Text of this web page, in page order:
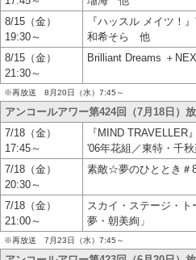
8/15（金）
19:30～
『ハッスル メイツ！
和希そら 他
8/15（金）
21:30～
Brilliant Dreams ＋
※再放送 8月20日（水）7:45～
アンコールアワー第424回（7月18日）
7/18（金）
17:45～
『MIND TRAVELLER
'06年花組／東特・千
7/18（金）
20:30～
素敵☆夢のひととき＃8
7/18（金）
21:00～
スカイ・ステージ・
夢・朝美絢」
※再放送 7月23日（水）7:45～